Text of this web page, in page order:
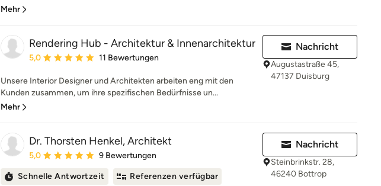
Mehr
Rendering Hub - Architektur & Innenarchitektur
Durchschnittliche Bewertung: 5 von 5 Sternen
5,0 11 Bewertungen
Unsere Interior Designer und Architekten arbeiten eng mit den
Kunden zusammen, um ihre spezifischen Bedürfnisse un...
Mehr
Nachricht
Augustastraße 45,
47137 Duisburg
Dr. Thorsten Henkel, Architekt
Durchschnittliche Bewertung: 5 von 5 Sternen
5,0 9 Bewertungen
Schnelle Antwortzeit Referenzen verfügbar
Nachricht
Steinbrinkstr. 28,
46240 Bottrop